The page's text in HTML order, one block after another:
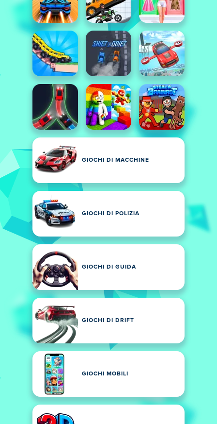
GIOCHI DI MACCHINE
GIOCHI DI POLIZIA
GIOCHI DI GUIDA
GIOCHI DI DRIFT
GIOCHI MOBILI